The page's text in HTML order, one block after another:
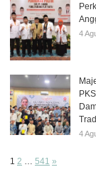
4
4
Page:
1 2 … 541 Next
»